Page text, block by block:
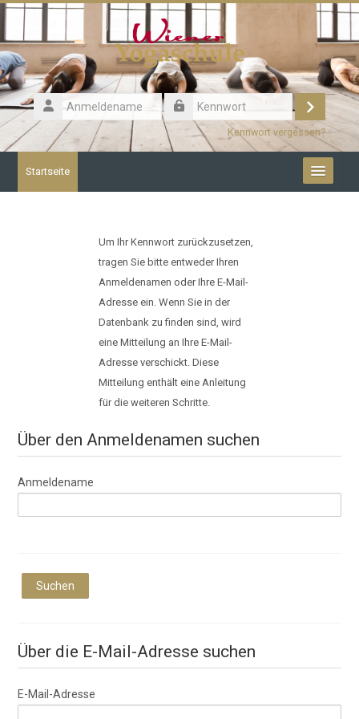
Zum Hauptinhalt
Anmeldename
Kennwort
Login
Kennwort vergessen?
Startseite
Um Ihr Kennwort zurückzusetzen,
tragen Sie bitte entweder Ihren
Anmeldenamen oder Ihre E-Mail-
Adresse ein. Wenn Sie in der
Datenbank zu finden sind, wird
eine Mitteilung an Ihre E-Mail-
Adresse verschickt. Diese
Mitteilung enthält eine Anleitung
für die weiteren Schritte.
Über den Anmeldenamen suchen
Anmeldename
Über die E-Mail-Adresse suchen
E-Mail-Adresse